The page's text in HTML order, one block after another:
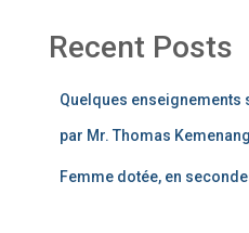
Recent Posts
Quelques
par Mr. Thomas
Femme dotée, en